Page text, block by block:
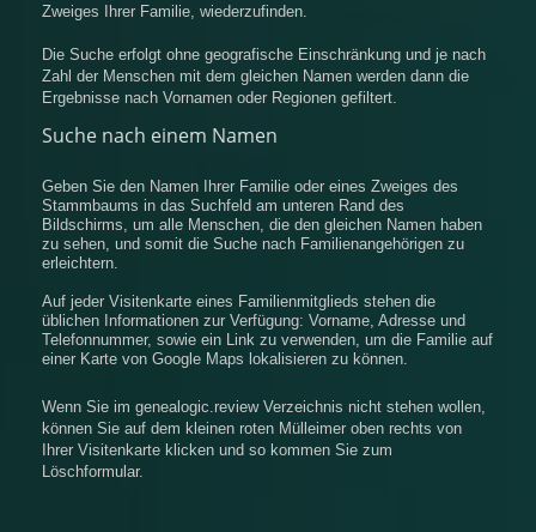
Zweiges Ihrer Familie, wiederzufinden.
Die Suche erfolgt ohne geografische Einschränkung und je nach
Zahl der Menschen mit dem gleichen Namen werden dann die
Ergebnisse nach Vornamen oder Regionen gefiltert.
Suche nach einem Namen
Geben Sie den Namen Ihrer Familie oder eines Zweiges des
Stammbaums in das Suchfeld am unteren Rand des
Bildschirms, um alle Menschen, die den gleichen Namen haben
zu sehen, und somit die Suche nach Familienangehörigen zu
erleichtern.
Auf jeder Visitenkarte eines Familienmitglieds stehen die
üblichen Informationen zur Verfügung: Vorname, Adresse und
Telefonnummer, sowie ein Link zu verwenden, um die Familie auf
einer Karte von Google Maps lokalisieren zu können.
Wenn Sie im genealogic.review Verzeichnis nicht stehen wollen,
können Sie auf dem kleinen roten Mülleimer oben rechts von
Ihrer Visitenkarte klicken und so kommen Sie zum
Löschformular.